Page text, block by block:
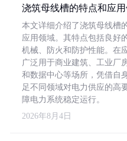
浇筑母线槽的特点和应
本文详细介绍了浇筑母线槽
应用领域。其特点包括良好
机械、防火和防护性能。在
广泛用于商业建筑、工业厂
和数据中心等场所，凭借自
足不同领域对电力供应的高
障电力系统稳定运行。
2026年8月4日